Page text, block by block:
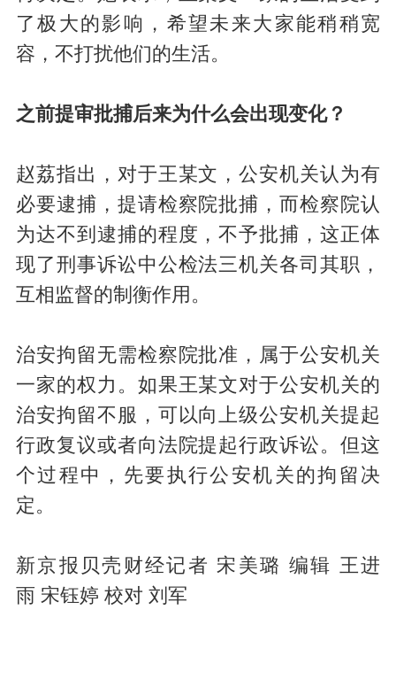
了极大的影响，希望未来大家能稍稍宽
容，不打扰他们的生活。
之前提审批捕后来为什么会出现变化？
赵荔指出，对于王某文，公安机关认为有
必要逮捕，提请检察院批捕，而检察院认
为达不到逮捕的程度，不予批捕，这正体
现了刑事诉讼中公检法三机关各司其职，
互相监督的制衡作用。
治安拘留无需检察院批准，属于公安机关
一家的权力。如果王某文对于公安机关的
治安拘留不服，可以向上级公安机关提起
行政复议或者向法院提起行政诉讼。但这
个过程中，先要执行公安机关的拘留决
定。
新京报贝壳财经记者 宋美璐 编辑 王进
雨 宋钰婷 校对 刘军